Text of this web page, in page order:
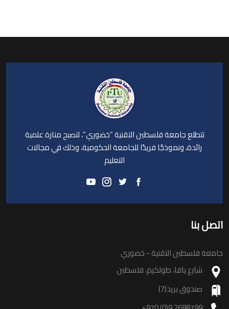
تتطلع جامعة فلسطين التقنية “خضوري”، لتصبح منارة علمية
رائدة، ونموذجًا فريدًا للجامعة الحكومية، وذلك في مجالات
التعليم
اتصل بنا
جامعة فلسطين التقنية - خضوري
شارع يافا، طولكرم، فلسطين
صندوق بريد(7)